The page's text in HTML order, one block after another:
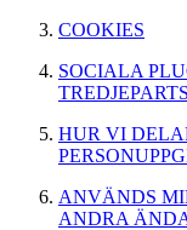
COOKIES
SOCIALA
HUR VI
ANVÄNDS
ANDRA